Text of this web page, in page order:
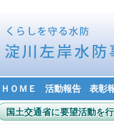
ＨＯＭＥ 活動報告 表彰
国土交通省に要望活動を